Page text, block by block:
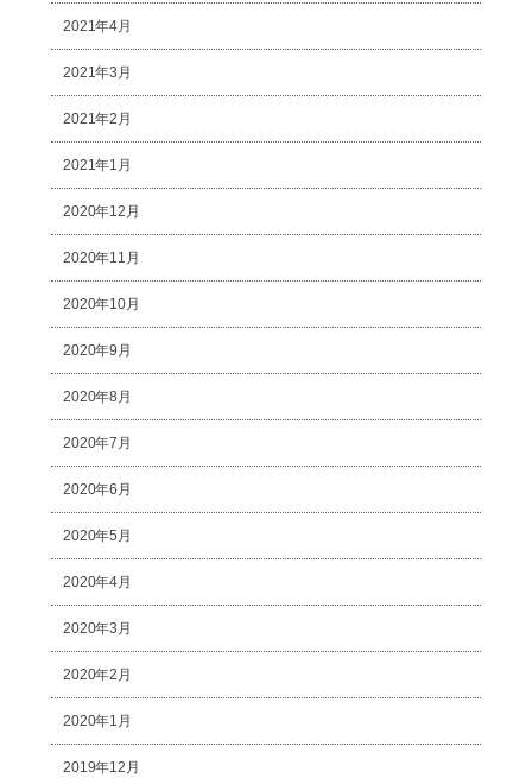
2021年4月
2021年3月
2021年2月
2021年1月
2020年12月
2020年11月
2020年10月
2020年9月
2020年8月
2020年7月
2020年6月
2020年5月
2020年4月
2020年3月
2020年2月
2020年1月
2019年12月